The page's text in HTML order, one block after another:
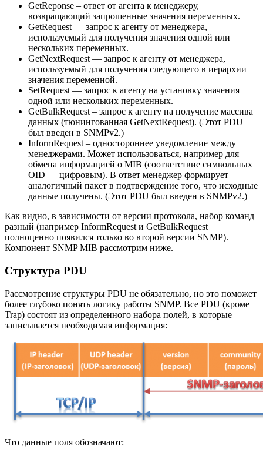
GetReponse – ответ от агента к менеджеру,
возвращающий запрошенные значения переменных.
GetRequest — запрос к агенту от менеджера,
используемый для получения значения одной или
нескольких переменных.
GetNextRequest — запрос к агенту от менеджера,
используемый для получения следующего в иерархии
значения переменной.
SetRequest — запрос к агенту на установку значения
одной или нескольких переменных.
GetBulkRequest – запрос к агенту на получение массива
данных (тюнингованная GetNextRequest). (Этот PDU
был введен в SNMPv2.)
InformRequest – одностороннее уведомление между
менеджерами. Может использоваться, например для
обмена информацией о MIB (соответствие символьных
OID — цифровым). В ответ менеджер формирует
аналогичный пакет в подтверждение того, что исходные
данные получены. (Этот PDU был введен в SNMPv2.)
Как видно, в зависимости от версии протокола, набор команд
разный (например InformRequest и GetBulkRequest
полноценно появился только во второй версии SNMP).
Компонент SNMP MIB рассмотрим ниже.
Структура PDU
Рассмотрение структуры PDU не обязательно, но это поможет
более глубоко понять логику работы SNMP. Все PDU (кроме
Trap) состоят из определенного набора полей, в которые
записывается необходимая информация:
Что данные поля обозначают: